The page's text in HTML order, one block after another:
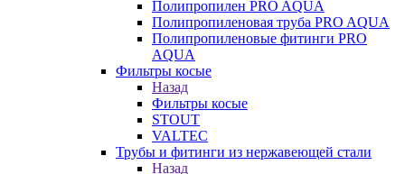
Полипропилен PRO AQUA
Полипропиленовая труба PRO AQUA
Полипропиленовые фитинги PRO
AQUA
Фильтры косые
Назад
Фильтры косые
STOUT
VALTEC
Трубы и фитинги из нержавеющей стали
Назад